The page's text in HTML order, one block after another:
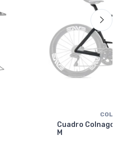
Cuadro Colnago
M